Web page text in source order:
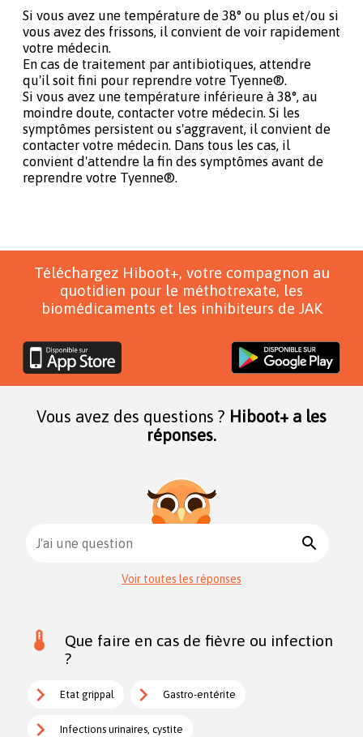
Si vous avez une température de 38° ou plus et/ou si
vous avez des frissons, il convient de voir rapidement
votre médecin.
En cas de traitement par antibiotiques, attendre
qu'il soit fini pour reprendre votre Tyenne®.
Si vous avez une température inférieure à 38°, au
moindre doute, contacter votre médecin. Si les
symptômes persistent ou s'aggravent, il convient de
contacter votre médecin. Dans tous les cas, il
convient d'attendre la fin des symptômes avant de
reprendre votre Tyenne®.
Téléchargez Hiboot+, votre compagnon au
quotidien pour le méthotrexate, les
biomédicaments et les inhibiteurs de JAK
Vous avez des questions ? Hiboot+ a les
réponses.
J'ai une question search
Voir toutes les réponses
Que faire en cas de fièvre ou infection
?
Etat grippal Gastro-entérite
Infections urinaires, cystite